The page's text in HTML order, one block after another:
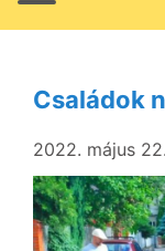
Családok
2022. május 22.